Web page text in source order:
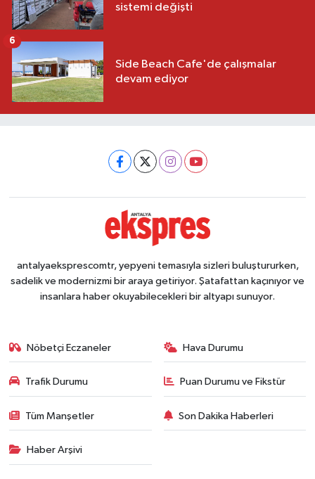
sistemi değişti
Side Beach Cafe'de çalışmalar
devam ediyor
6
antalyaeksprescomtr, yepyeni temasıyla sizleri buluştururken,
sadelik ve modernizmi bir araya getiriyor. Şatafattan kaçınıyor ve
insanlara haber okuyabilecekleri bir altyapı sunuyor.
Nöbetçi Eczaneler Hava Durumu
Trafik Durumu Puan Durumu ve Fikstür
Tüm Manşetler Son Dakika Haberleri
Haber Arşivi